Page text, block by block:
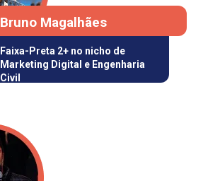
Bruno Magalhães
Faixa-Preta 2+ no nicho de
Marketing Digital e Engenharia
Civil